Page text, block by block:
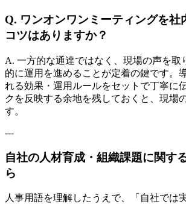
Q. ワンオンワンミーティングを社
コツはありますか？
A. 一方的な通達ではなく、現場の声を取
的に運用を進めることが定着の鍵です。
れる効果・運用ルールをセットで丁寧に
クを反映する余地を残しておくと、現場
す。
---
自社の人材育成・組織課題に関す
ら
人事用語を理解したうえで、「自社では